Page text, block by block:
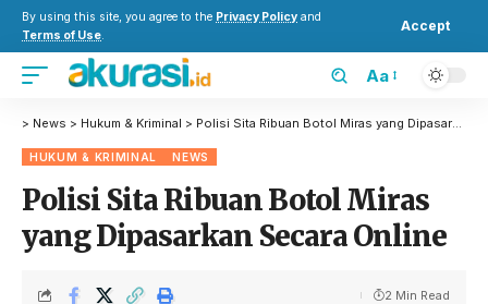
By using this site, you agree to the Privacy Policy and
Terms of Use.
Accept
Aa
> News > Hukum & Kriminal > Polisi Sita Ribuan Botol Miras yang Dipasarkan Secara Online
HUKUM & KRIMINAL NEWS
Polisi Sita Ribuan Botol Miras
yang Dipasarkan Secara Online
2 Min Read